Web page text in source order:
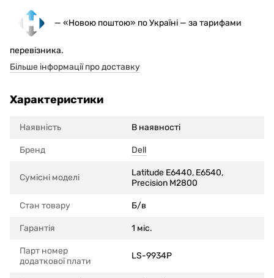
— «Новою поштою» по Україні — за тарифами
перевізника.
Більше інформації про доставку
Характеристики
Наявність В наявності
Бренд Dell
Сумісні моделi
Latitude E6440, E6540,
Precision M2800
Стан товару Б/в
Гарантія 1 міс.
Парт номер
додаткової плати
LS-9934P